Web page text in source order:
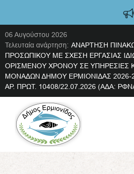
06 Αυγούστου 2026
Τελευταία ανάρτηση: ΑΝΑΡΤΗΣΗ
ΠΡΟΣΩΠΙΚΟΥ ΜΕ ΣΧΕΣΗ ΕΡΓΑΣΙΑΣ
ΟΡΙΣΜΕΝΟΥ ΧΡΟΝΟΥ ΣΕ ΥΠΗΡΕΣΙΕΣ
ΜΟΝΑΔΩΝ ΔΗΜΟΥ ΕΡΜΙΟΝΙΔΑΣ 2026-
ΑΡ. ΠΡΩΤ. 10408/22.07.2026 (ΑΔΑ: